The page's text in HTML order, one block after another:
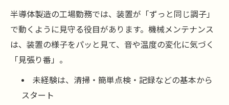
半導体製造の工場勤務では、装置が「ずっと同じ調子」
で動くように見守る役目があります。機械メンテナンス
は、装置の様子をパッと見て、音や温度の変化に気づく
「見張り番」。
未経験は、清掃・簡単点検・記録などの基本から
スタート